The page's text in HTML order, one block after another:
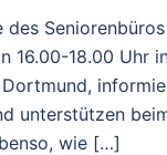
18.00 Uhr
unterstützen
wie […]